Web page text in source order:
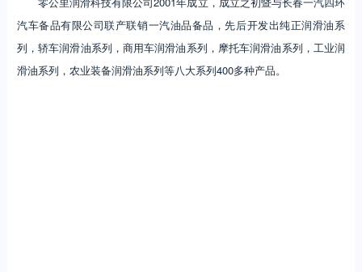
汽车备品有限公司联产联销一汽油品备品，先后开发出纯正润滑油系
列，轿车润滑油系列，商用车润滑油系列，摩托车润滑油系列，工业润
滑油系列，农业装备润滑油系列等八大系列400多种产品。